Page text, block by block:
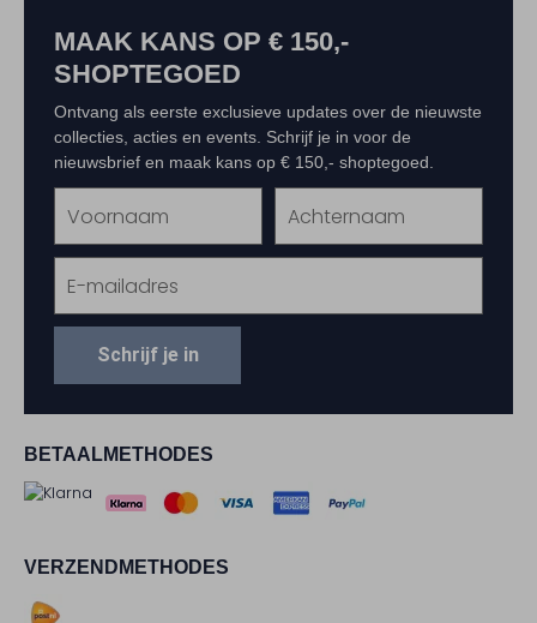
BETAALMETHODES
VERZENDMETHODES
MAAK KANS OP € 150,-
SHOPTEGOED
Ontvang als eerste exclusieve updates over de nieuwste
collecties, acties en events. Schrijf je in voor de
nieuwsbrief en maak kans op € 150,- shoptegoed.
Schrijf je in